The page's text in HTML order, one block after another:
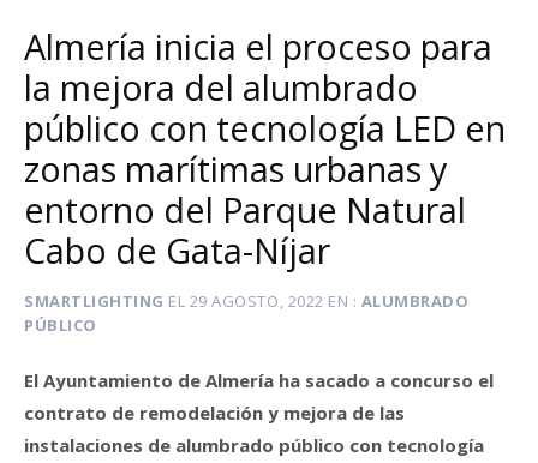
Almería inicia el proceso para
la mejora del alumbrado
público con tecnología LED en
zonas marítimas urbanas y
entorno del Parque Natural
Cabo de Gata-Níjar
SMARTLIGHTING EL 29 AGOSTO, 2022 EN
ALUMBRADO
PÚBLICO
El Ayuntamiento de Almería ha sacado a concurso el
contrato de remodelación y mejora de las
instalaciones de alumbrado público con tecnología